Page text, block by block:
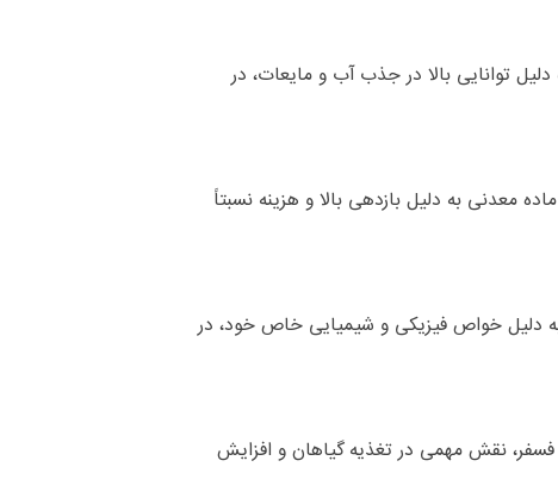
توانایی بالا در جذب آب و مایعات، در
معدنی به دلیل بازدهی بالا و هزینه نسبتاً
به دلیل خواص فیزیکی و شیمیایی خاص خود، در
نقش مهمی در تغذیه گیاهان و افزایش